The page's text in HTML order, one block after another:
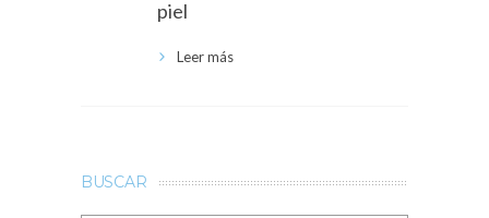
piel
Leer más
BUSCAR